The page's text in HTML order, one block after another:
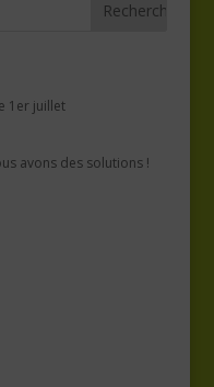
1er juillet
avons des solutions !